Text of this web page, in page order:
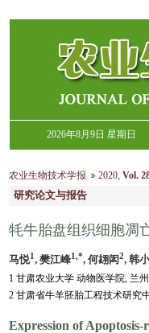
2026年8月9日 星期日
农业生物技术学报 2020, Vol.
研究论文与报告
牦牛胎盘组织细胞凋
马悦1, 樊江峰1,*, 何翃闳2, 韩
1 甘肃农业大学 动物医学院, 兰州
2 甘肃省牛羊胚胎工程技术研究
Expression of Apoptosis-